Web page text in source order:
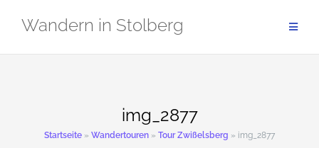
InhaltWandern in Stolberg
img_2877
Startseite » Wandertouren » Tour Zwißelsberg » img_2877